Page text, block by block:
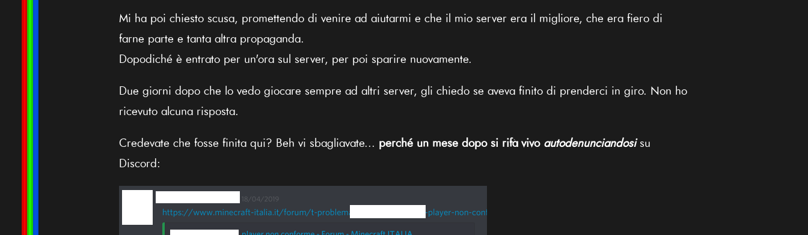
Mi ha poi chiesto scusa, promettendo di venire ad aiutarmi e che il mio server era il migliore, che era fiero di
farne parte e tanta altra propaganda.
Dopodiché è entrato per un'ora sul server, per poi sparire nuovamente.
Due giorni dopo che lo vedo giocare sempre ad altri server, gli chiedo se aveva finito di prenderci in giro. Non ho
ricevuto alcuna risposta.
Credevate che fosse finita qui? Beh vi sbagliavate... perché un mese dopo si rifà vivo autodenunciandosisu
Discord: